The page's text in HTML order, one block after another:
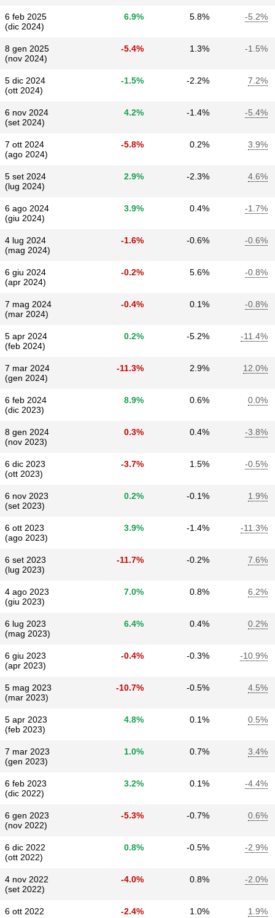
6 feb 2025
(dic 2024)
6.9% 5.8% -5.2%
8 gen 2025
(nov 2024)
-5.4% 1.3% -1.5%
5 dic 2024
(ott 2024)
-1.5% -2.2% 7.2%
6 nov 2024
(set 2024)
4.2% -1.4% -5.4%
7 ott 2024
(ago 2024)
-5.8% 0.2% 3.9%
5 set 2024
(lug 2024)
2.9% -2.3% 4.6%
6 ago 2024
(giu 2024)
3.9% 0.4% -1.7%
4 lug 2024
(mag 2024)
-1.6% -0.6% -0.6%
6 giu 2024
(apr 2024)
-0.2% 5.6% -0.8%
7 mag 2024
(mar 2024)
-0.4% 0.1% -0.8%
5 apr 2024
(feb 2024)
0.2% -5.2% -11.4%
7 mar 2024
(gen 2024)
-11.3% 2.9% 12.0%
6 feb 2024
(dic 2023)
8.9% 0.6% 0.0%
8 gen 2024
(nov 2023)
0.3% 0.4% -3.8%
6 dic 2023
(ott 2023)
-3.7% 1.5% -0.5%
6 nov 2023
(set 2023)
0.2% -0.1% 1.9%
6 ott 2023
(ago 2023)
3.9% -1.4% -11.3%
6 set 2023
(lug 2023)
-11.7% -0.2% 7.6%
4 ago 2023
(giu 2023)
7.0% 0.8% 6.2%
6 lug 2023
(mag 2023)
6.4% 0.4% 0.2%
6 giu 2023
(apr 2023)
-0.4% -0.3% -10.9%
5 mag 2023
(mar 2023)
-10.7% -0.5% 4.5%
5 apr 2023
(feb 2023)
4.8% 0.1% 0.5%
7 mar 2023
(gen 2023)
1.0% 0.7% 3.4%
6 feb 2023
(dic 2022)
3.2% 0.1% -4.4%
6 gen 2023
(nov 2022)
-5.3% -0.7% 0.6%
6 dic 2022
(ott 2022)
0.8% -0.5% -2.9%
4 nov 2022
(set 2022)
-4.0% 0.8% -2.0%
6 ott 2022
-2.4% 1.0% 1.9%